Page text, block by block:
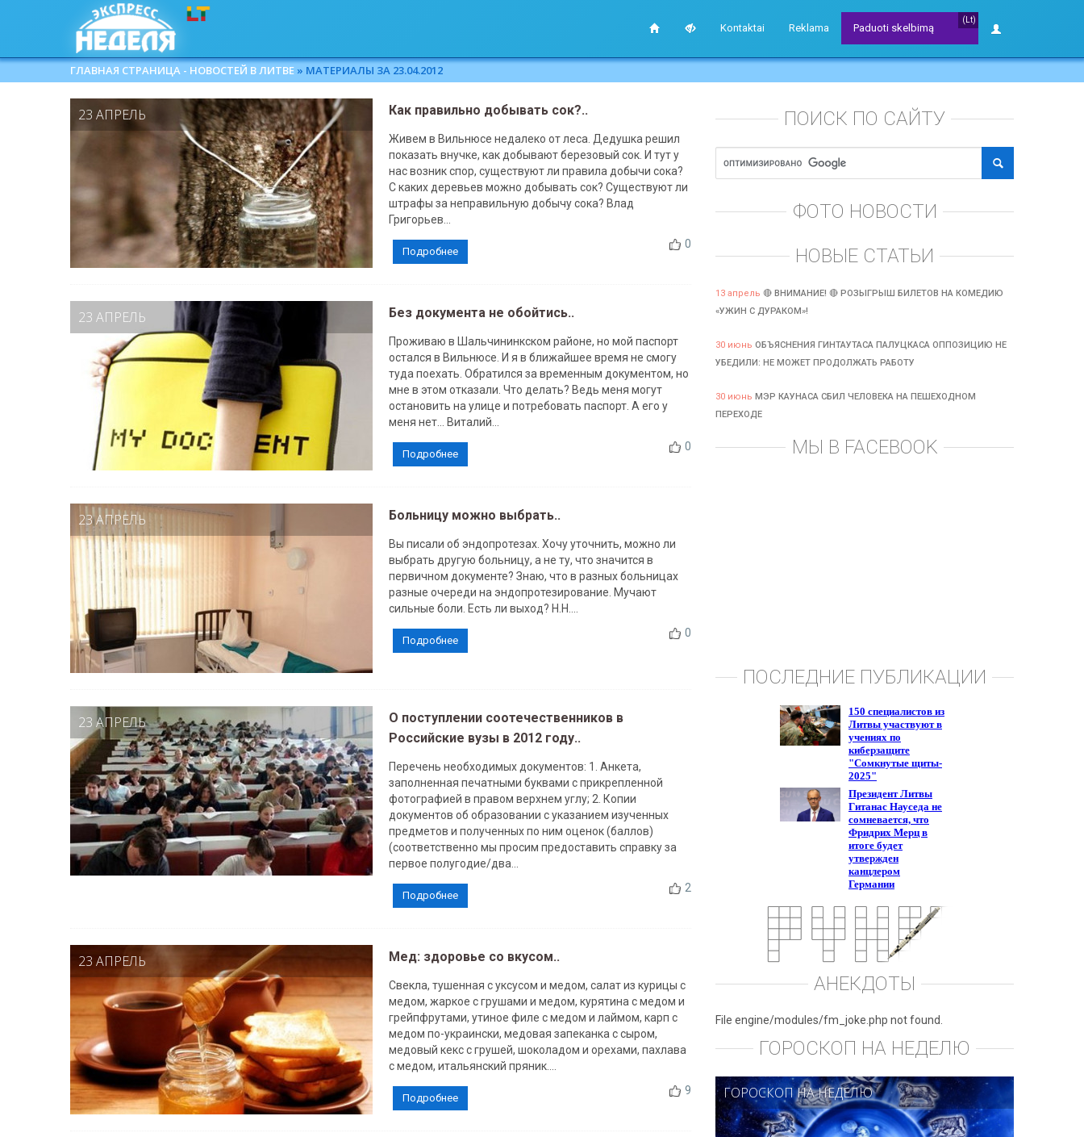
Kontaktai Reklama
(Lt)
Paduoti skelbimą
ГЛАВНАЯ СТРАНИЦА - НОВОСТЕЙ В ЛИТВЕ » МАТЕРИАЛЫ ЗА 23.04.2012
23 АПРЕЛЬ Как правильно добывать сок?..
Живем в Вильнюсе недалеко от леса. Дедушка решил
показать внучке, как добывают березовый сок. И тут у
нас возник спор, существуют ли правила добычи сока?
С каких деревьев можно добывать сок? Существуют ли
штрафы за неправильную добычу сока? Влад
Григорьев...
0
Подробнее
23 АПРЕЛЬ Без документа не обойтись..
Проживаю в Шальчининкском районе, но мой паспорт
остался в Вильнюсе. И я в ближайшее время не смогу
туда поехать. Обратился за временным документом, но
мне в этом отказали. Что делать? Ведь меня могут
остановить на улице и потребовать паспорт. А его у
меня нет… Виталий...
0
Подробнее
23 АПРЕЛЬ Больницу можно выбрать..
Вы писали об эндопротезах. Хочу уточнить, можно ли
выбрать другую больницу, а не ту, что значится в
первичном документе? Знаю, что в разных больницах
разные очереди на эндопротезирование. Мучают
сильные боли. Есть ли выход? Н.Н....
0
Подробнее
23 АПРЕЛЬ
О поступлении соотечественников в
Российские вузы в 2012 году..
Перечень необходимых документов: 1. Анкета,
заполненная печатными буквами с прикрепленной
фотографией в правом верхнем углу; 2. Копии
документов об образовании с указанием изученных
предметов и полученных по ним оценок (баллов)
(соответственно мы просим предоставить справку за
первое полугодие/два...
2
Подробнее
23 АПРЕЛЬ Мед: здоровье со вкусом..
Свекла, тушенная с уксусом и медом, салат из курицы с
медом, жаркое с грушами и медом, курятина с медом и
грейпфрутами, утиное филе с медом и лаймом, карп с
медом по-украински, медовая запеканка с сыром,
медовый кекс с грушей, шоколадом и орехами, пахлава
с медом, итальянский пряник....
9
Подробнее
ПОИСК ПО САЙТУ
ФОТО НОВОСТИ
НОВЫЕ СТАТЬИ
13 апрель 🔴 ВНИМАНИЕ! 🔴 РОЗЫГРЫШ БИЛЕТОВ НА КОМЕДИЮ
«УЖИН С ДУРАКОМ»!
30 июнь ОБЪЯСНЕНИЯ ГИНТАУТАСА ПАЛУЦКАСА ОППОЗИЦИЮ НЕ
УБЕДИЛИ: НЕ МОЖЕТ ПРОДОЛЖАТЬ РАБОТУ
30 июнь МЭР КАУНАСА СБИЛ ЧЕЛОВЕКА НА ПЕШЕХОДНОМ
ПЕРЕХОДЕ
МЫ В FACEBOOK
ПОСЛЕДНИЕ ПУБЛИКАЦИИ
АНЕКДОТЫ
File engine/modules/fm_joke.php not found.
ГОРОСКОП НА НЕДЕЛЮ
ГОРОСКОП НА НЕДЕЛЮ